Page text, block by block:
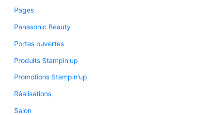
Pages
Panasonic Beauty
Portes ouvertes
Produits Stampin'up
Promotions Stampin'up
Réalisations
Salon